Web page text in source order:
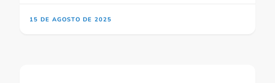
15 DE AGOSTO DE 2025